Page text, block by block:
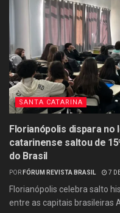
SANTA CATARINA
Florianópolis dispara no
catarinense saltou de
do Brasil
POR FÓRUM REVISTA BRASIL 7
Florianópolis celebra salto
entre as capitais brasileiras